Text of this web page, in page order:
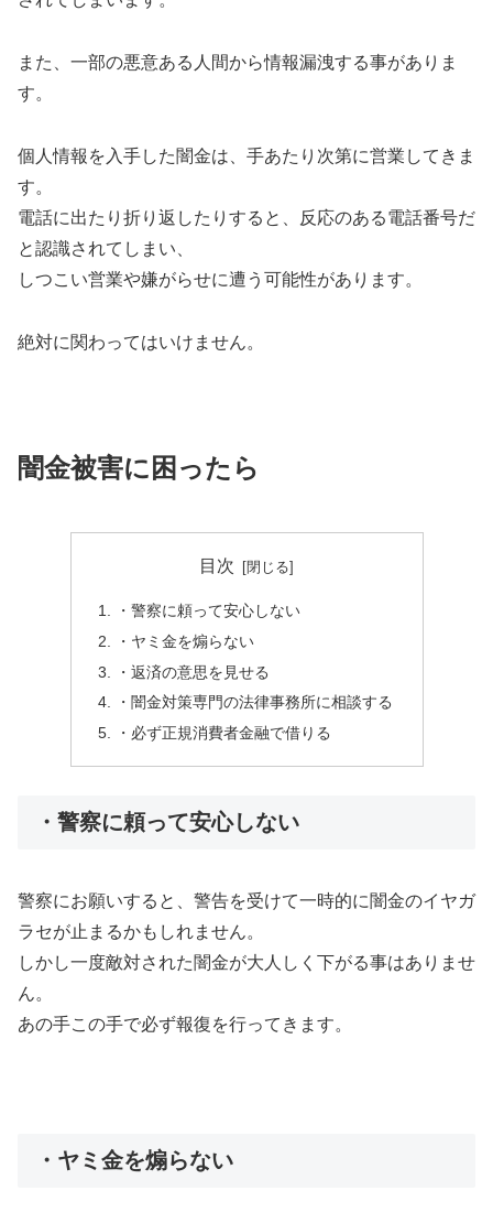
また、一部の悪意ある人間から情報漏洩する事がありま
す。
個人情報を入手した闇金は、手あたり次第に営業してきま
す。
電話に出たり折り返したりすると、反応のある電話番号だ
と認識されてしまい、
しつこい営業や嫌がらせに遭う可能性があります。
絶対に関わってはいけません。
闇金被害に困ったら
目次
・警察に頼って安心しない
・ヤミ金を煽らない
・返済の意思を見せる
・闇金対策専門の法律事務所に相談する
・必ず正規消費者金融で借りる
・警察に頼って安心しない
警察にお願いすると、警告を受けて一時的に闇金のイヤガ
ラセが止まるかもしれません。
しかし一度敵対された闇金が大人しく下がる事はありませ
ん。
あの手この手で必ず報復を行ってきます。
・ヤミ金を煽らない